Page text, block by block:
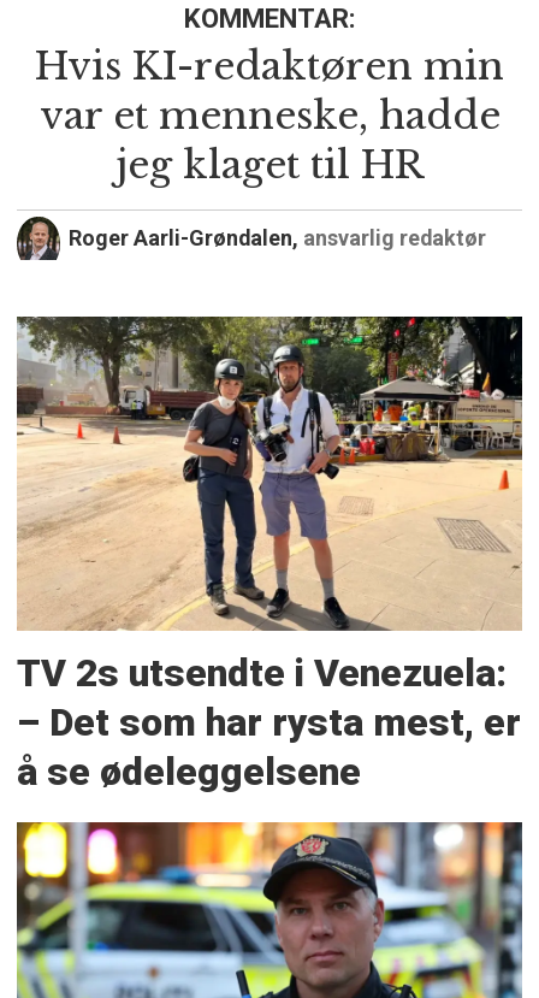
KOMMENTAR:
Hvis KI-redaktøren min
var et menneske, hadde
jeg klaget til HR
Roger Aarli-Grøndalen, ansvarlig redaktør
TV 2s utsendte i Venezuela:
– Det som har rysta mest, er
å se ødeleggelsene